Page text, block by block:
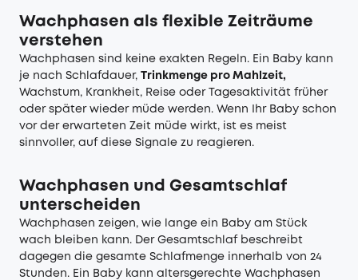
Wachphasen als flexible Zeiträume
verstehen
Wachphasen sind keine exakten Regeln. Ein Baby kann
je nach Schlafdauer, Trinkmenge pro Mahlzeit,
Wachstum, Krankheit, Reise oder Tagesaktivität früher
oder später wieder müde werden. Wenn Ihr Baby schon
vor der erwarteten Zeit müde wirkt, ist es meist
sinnvoller, auf diese Signale zu reagieren.
Wachphasen und Gesamtschlaf
unterscheiden
Wachphasen zeigen, wie lange ein Baby am Stück
wach bleiben kann. Der Gesamtschlaf beschreibt
dagegen die gesamte Schlafmenge innerhalb von 24
Stunden. Ein Baby kann altersgerechte Wachphasen